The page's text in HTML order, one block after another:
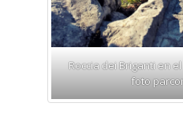
Roccia dei Briganti en
foto